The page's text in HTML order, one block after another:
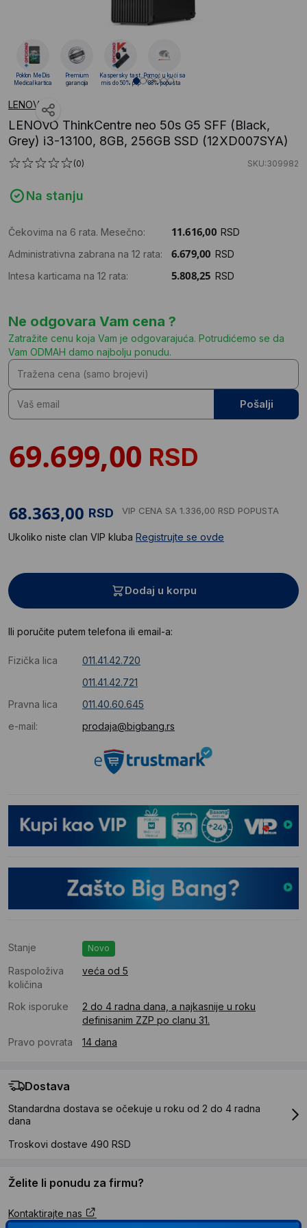
LENOVO
LENOVO ThinkCentre neo 50s G5 SFF (Black,
Grey) i3-13100, 8GB, 256GB SSD (12XD007SYA)
(0) SKU:309982
Na stanju
Čekovima na 6 rata. Mesečno:
RSD
Administrativna zabrana na 12 rata:
RSD
Intesa karticama na 12 rata:
RSD
Ne odgovara Vam cena ?
Zatražite cenu koja Vam je odgovarajuća. Potrudićemo se da
Vam ODMAH damo najbolju ponudu.
Pošalji
RSD
RSD VIP CENA SA 1.336,00 RSD POPUSTA
Ukoliko niste clan VIP kluba Registrujte se ovde
Dodaj u korpu
Ili poručite putem telefona ili email-a:
Fizička lica
011.41.42.720
011.41.42.721
Pravna lica
011.40.60.645
e-mail:
prodaja@bigbang.rs
Stanje Novo
Raspoloživa
količina
veća od 5
Rok isporuke
2 do 4 radna dana, a najkasnije u roku
definisanim ZZP po clanu 31.
Pravo povrata
14 dana
Dostava
Standardna dostava se očekuje u roku od 2 do 4 radna
dana
Troskovi dostave 490 RSD
Želite li ponudu za firmu?
Kontaktirajte nas
Poklon MeDis
Medical kartica
Premium
garancija
Kaspersky tast.
mis do 50% pop
Pomoć u kući sa
88% popusta